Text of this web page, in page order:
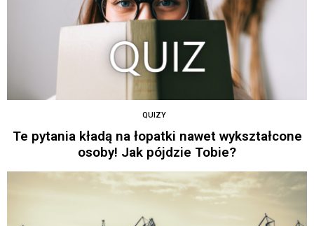
QUIZY
Te pytania kładą na łopatki nawet wykształcone
osoby! Jak pójdzie Tobie?